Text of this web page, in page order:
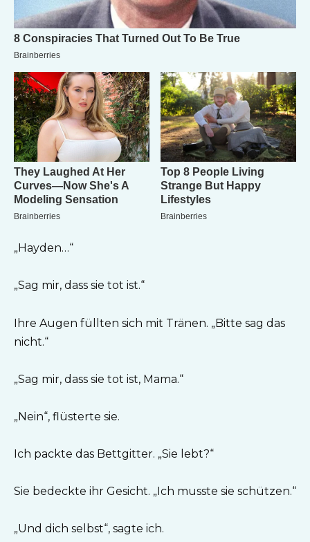
„Hayden…“
„Sag mir, dass sie tot ist.“
Ihre Augen füllten sich mit Tränen. „Bitte sag das
nicht.“
„Sag mir, dass sie tot ist, Mama.“
„Nein“, flüsterte sie.
Ich packte das Bettgitter. „Sie lebt?“
Sie bedeckte ihr Gesicht. „Ich musste sie schützen.“
„Und dich selbst“, sagte ich.